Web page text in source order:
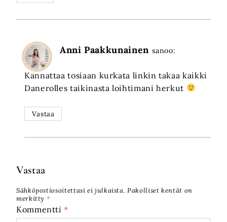
Anni Paakkunainen sanoo:
Kannattaa tosiaan kurkata linkin takaa kaikki
Danerolles taikinasta loihtimani herkut
Vastaa
Vastaa
Sähköpostiosoitettasi ei julkaista. Pakolliset kentät on
merkitty *
Kommentti*